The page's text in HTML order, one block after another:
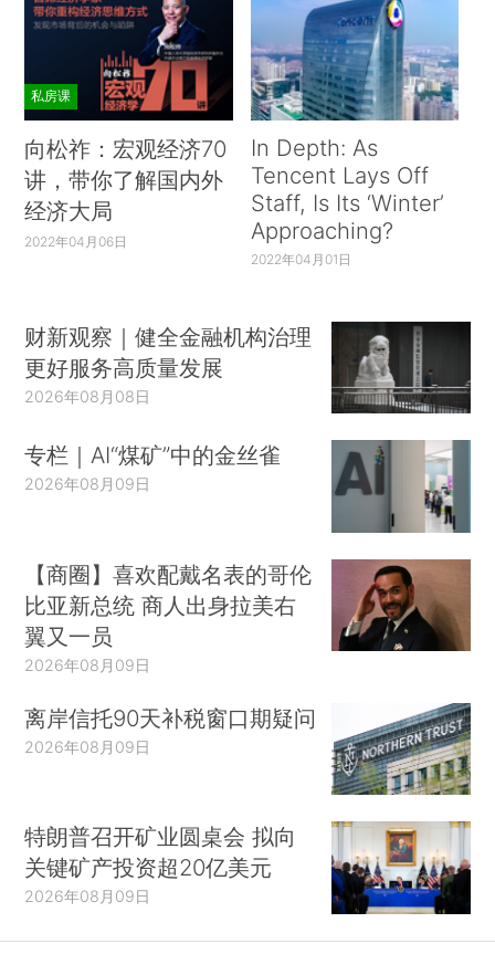
私房课
向松祚：宏观经济70
讲，带你了解国内外
经济大局
2022年04月06日
In Depth: As
Tencent Lays Off
Staff, Is Its ‘Winter’
Approaching?
2022年04月01日
财新观察｜健全金融机构治理
更好服务高质量发展
2026年08月08日
专栏｜AI“煤矿”中的金丝雀
2026年08月09日
【商圈】喜欢配戴名表的哥伦
比亚新总统 商人出身拉美右
翼又一员
2026年08月09日
离岸信托90天补税窗口期疑问
2026年08月09日
特朗普召开矿业圆桌会 拟向
关键矿产投资超20亿美元
2026年08月09日